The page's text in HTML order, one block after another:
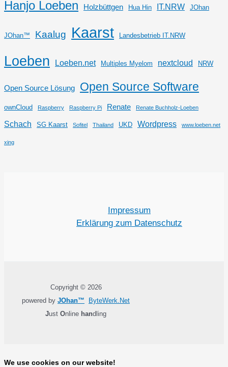
Hanjo Loeben Holzbüttgen Hua Hin IT.NRW JOhan
JOhan™ Kaalug Kaarst Landesbetrieb IT.NRW
Loeben Loeben.net Multiples Myelom nextcloud NRW
Open Source Lösung Open Source Software
ownCloud Raspberry Raspberry Pi Renate Renate Buchholz-Loeben
Schach SG Kaarst Sofitel Thailand UKD Wordpress www.loeben.net
xing
Impressum
Erklärung zum Datenschutz
Copyright © 2026
powered by JOhan™
ByteWerk.Net
Just Online handling
We use cookies on our website!